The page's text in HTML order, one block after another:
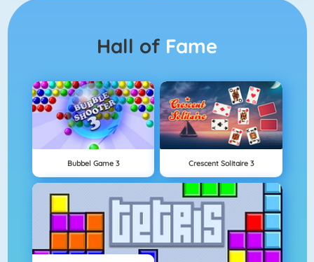
Hall of Fame
Bubbel Game 3 Crescent Solitaire 3